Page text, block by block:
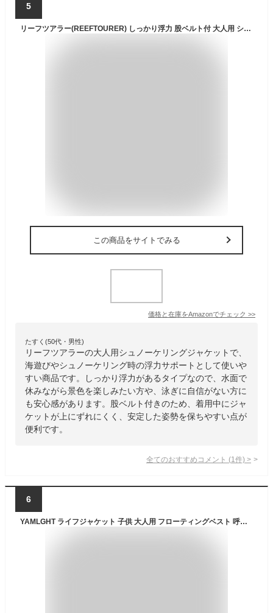
5
リーフツアラー(REEFTOURER) しっかり浮力 股ベルト付 大人用 シュノーケリングジャケット ネイビー Mサイズ RA8002
この商品をサイトでみる
価格と在庫をAmazonでチェック >>
たすく(50代・男性)
リーフツアラーの大人用シュノーケリングジャケットで、
海遊びやシュノーケリング時の浮力サポートとして使いや
すい商品です。しっかり浮力があるタイプなので、水面で
休みながら景色を楽しみたい方や、泳ぎに自信がない方に
も安心感があります。股ベルト付きのため、着用中にジャ
ケットが上にずれにくく、安定した姿勢を保ちやすい点が
便利です。
全てのおすすめコメント (1 件) >
6
YAMLGHT ライフジャケット 子供 大人用 フローティングベスト 呼び子付き 救命胴衣 水泳 海水浴 釣り(Orange-M)